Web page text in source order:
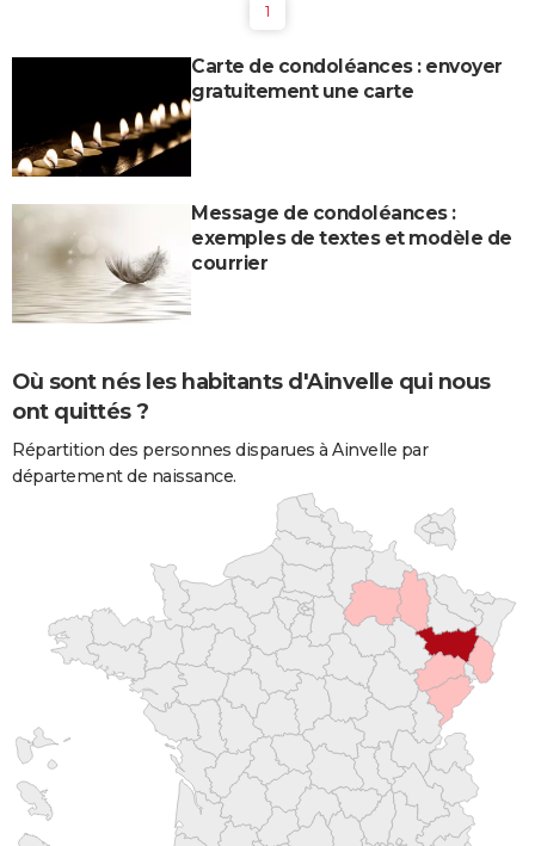
1
Carte de condoléances : envoyer
gratuitement une carte
Message de condoléances :
exemples de textes et modèle de
courrier
Où sont nés les habitants d'Ainvelle qui nous
ont quittés ?
Répartition des personnes disparues à Ainvelle par
département de naissance.